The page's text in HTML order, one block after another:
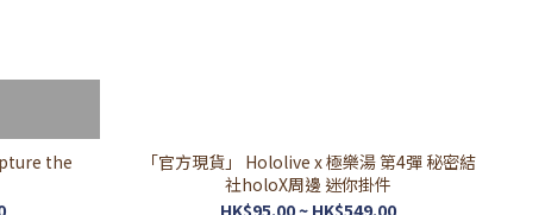
the
「官方現貨」 Hololive x 極樂湯 第4彈 秘密結
社holoX周邊 迷你掛件
HK$95.00 ~ HK$549.00